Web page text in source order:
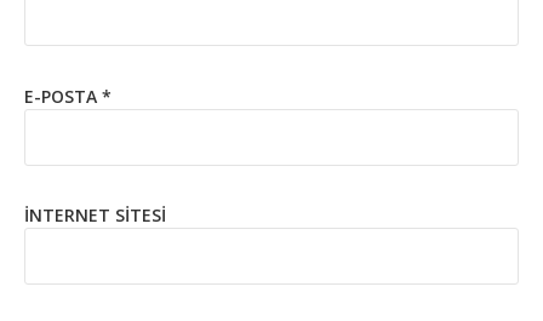
E-POSTA *
İNTERNET SITESI